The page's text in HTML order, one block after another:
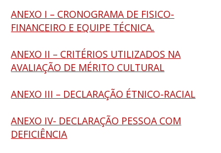
ANEXO I – CRONOGRAMA DE FISICO-
FINANCEIRO E EQUIPE TÉCNICA.
ANEXO II – CRITÉRIOS UTILIZADOS NA
AVALIAÇÃO DE MÉRITO CULTURAL
ANEXO III – DECLARAÇÃO ÉTNICO-RACIAL
ANEXO IV- DECLARAÇÃO PESSOA COM
DEFICIÊNCIA